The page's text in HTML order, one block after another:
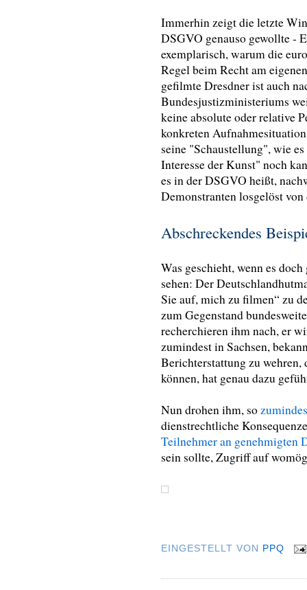
Immerhin zeigt die letzte
DSGVO genauso gewollte -
exemplarisch, warum die
Regel beim Recht am
gefilmte Dresdner ist auch
Bundesjustizministeriums
keine absolute oder relative
konkreten
seine "Schaustellung", wie
Interesse der Kunst" noch
es in der DSGVO heißt,
Demonstranten losgelöst
Abschreckendes
Was geschieht, wenn es
sehen: Der
Sie auf, mich zu filmen“ zu
zum Gegenstand
recherchieren ihm nach, er
zumindest in Sachsen,
Berichterstattung zu
können, hat genau dazu
Nun drohen ihm, so
dienstrechtliche
Teilnehmer an genehmigten
sein sollte, Zugriff auf
EINGESTELLT VON PPQ